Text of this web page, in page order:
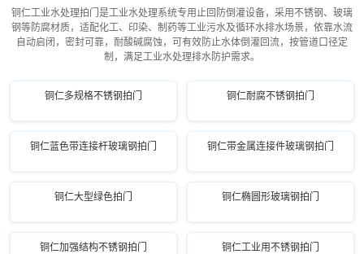
铜仁工业水处理拍门是工业水处理系统专用止回防倒灌设备，采用不锈钢、玻璃
钢等防腐材质，适配化工、印染、制药等工业污水及循环水排水场景，依靠水流
自动启闭，密封可靠，耐酸碱腐蚀，可有效防止水体倒灌回流，按管道口径定
制，满足工业水处理排水防护需求。
铜仁多规格不锈钢拍门 铜仁耐腐不锈钢拍门
铜仁蓝色带连接杆玻璃钢拍门 铜仁带金属连接件玻璃钢拍门
铜仁大型绿色拍门 铜仁椭圆形玻璃钢拍门
铜仁加强结构不锈钢拍门 铜仁工业用不锈钢拍门